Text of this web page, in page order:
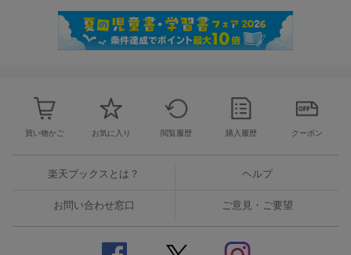
買い物かご お気に入り 閲覧履歴 購入履歴 クーポン
楽天ブックスとは？ ヘルプ
お問い合わせ窓口 ご意見・ご要望